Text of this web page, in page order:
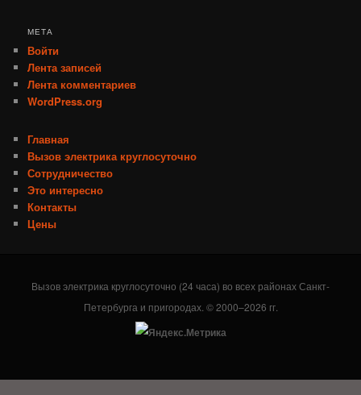
МЕТА
Войти
Лента записей
Лента комментариев
WordPress.org
Главная
Вызов электрика круглосуточно
Сотрудничество
Это интересно
Контакты
Цены
Вызов электрика круглосуточно (24 часа) во всех районах Санкт-
Петербурга и пригородах. © 2000–2026 гг.